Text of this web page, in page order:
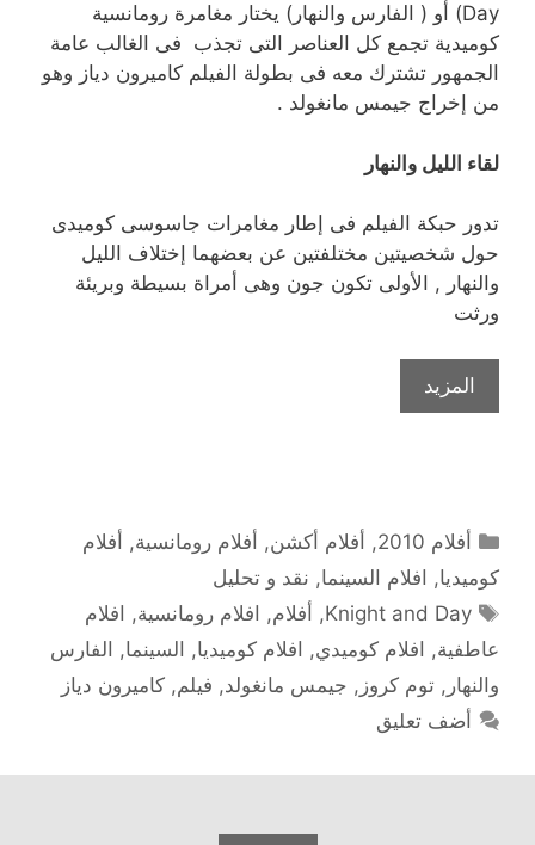
Day) أو ( الفارس والنهار) يختار مغامرة رومانسية
كوميدية تجمع كل العناصر التى تجذب فى الغالب عامة
الجمهور تشترك معه فى بطولة الفيلم كاميرون دياز وهو
من إخراج جيمس مانغولد .
لقاء الليل والنهار
تدور حبكة الفيلم فى إطار مغامرات جاسوسى كوميدى
حول شخصيتين مختلفتين عن بعضهما إختلاف الليل
والنهار , الأولى تكون جون وهى أمراة بسيطة وبريئة
ورثت
المزيد
التصنيفات
أفلام 2010 , أفلام أكشن, أفلام رومانسية, أفلام
كوميديا, افلام السينما, نقد و تحليل
الوسوم
Knight and Day
, أفلام, افلام رومانسية, افلام
عاطفية, افلام كوميدي, افلام كوميديا, السينما, الفارس
والنهار , توم كروز , جيمس مانغولد, فيلم, كاميرون دياز
أضف تعليق